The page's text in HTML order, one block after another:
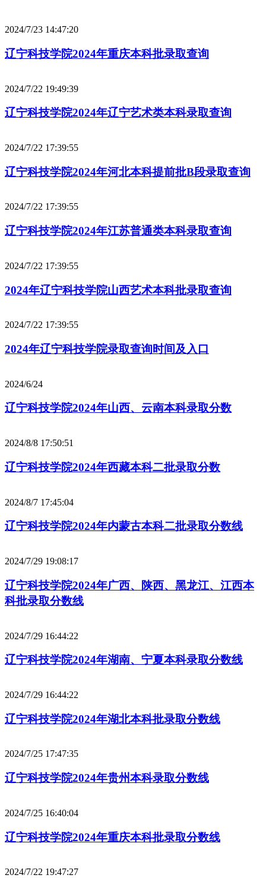
2024/7/23 14:47:20
辽宁科技学院2024年重庆本科批录取查询
2024/7/22 19:49:39
辽宁科技学院2024年辽宁艺术类本科录取查询
2024/7/22 17:39:55
辽宁科技学院2024年河北本科提前批B段录取查询
2024/7/22 17:39:55
辽宁科技学院2024年江苏普通类本科录取查询
2024/7/22 17:39:55
2024年辽宁科技学院山西艺术本科批录取查询
2024/7/22 17:39:55
2024年辽宁科技学院录取查询时间及入口
2024/6/24
辽宁科技学院2024年山西、云南本科录取分数
2024/8/8 17:50:51
辽宁科技学院2024年西藏本科二批录取分数
2024/8/7 17:45:04
辽宁科技学院2024年内蒙古本科二批录取分数线
2024/7/29 19:08:17
辽宁科技学院2024年广西、陕西、黑龙江、江西本
科批录取分数线
2024/7/29 16:44:22
辽宁科技学院2024年湖南、宁夏本科录取分数线
2024/7/29 16:44:22
辽宁科技学院2024年湖北本科批录取分数线
2024/7/25 17:47:35
辽宁科技学院2024年贵州本科录取分数线
2024/7/25 16:40:04
辽宁科技学院2024年重庆本科批录取分数线
2024/7/22 19:47:27